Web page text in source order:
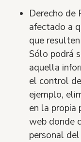
Derecho de
afectado a
que
Sólo podrá
aquella
el control de
ejemplo,
en la propia
web donde
personal